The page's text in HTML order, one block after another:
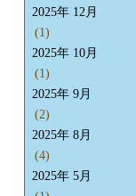
2025年 12月
(1)
2025年 10月
(1)
2025年 9月
(2)
2025年 8月
(4)
2025年 5月